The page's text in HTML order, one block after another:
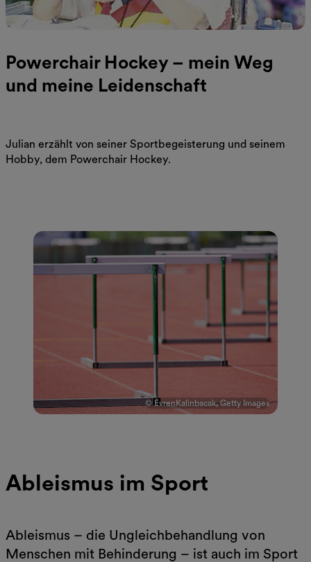
Powerchair Hockey – mein Weg
und meine Leidenschaft
Julian erzählt von seiner Sportbegeisterung und seinem
Hobby, dem Powerchair Hockey.
© EvrenKalinbacak, Getty Images
Ableismus im Sport
Ableismus – die Ungleichbehandlung von
Menschen mit Behinderung – ist auch im Sport